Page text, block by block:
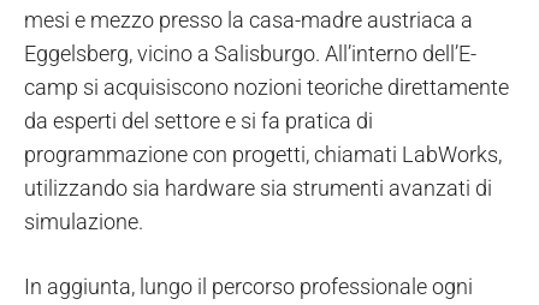
mesi e mezzo presso la casa-madre austriaca a
Eggelsberg, vicino a Salisburgo. All’interno dell’E-
camp si acquisiscono nozioni teoriche direttamente
da esperti del settore e si fa pratica di
programmazione con progetti, chiamati LabWorks,
utilizzando sia hardware sia strumenti avanzati di
simulazione.
In aggiunta, lungo il percorso professionale ogni